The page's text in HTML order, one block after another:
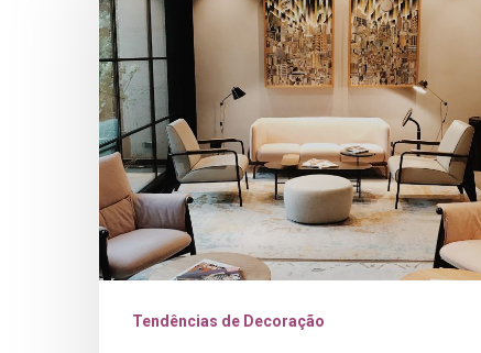
as
vantagens
proporcionadas
pelos
quadros
luxo
Tendências de Decoração